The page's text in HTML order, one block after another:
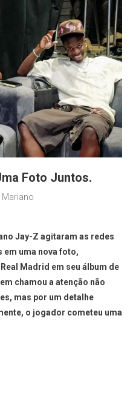
Foto Juntos.
Mariano
Jay-Z agitaram as redes
uma nova foto,
Madrid em seu álbum de
chamou a atenção não
mas por um detalhe
o jogador cometeu uma